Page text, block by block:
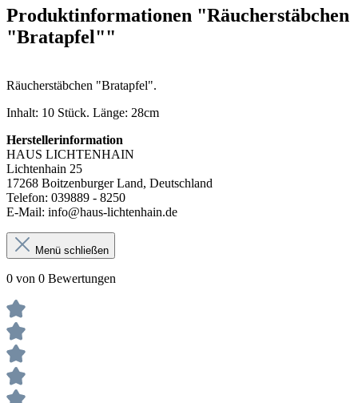
Produktinformationen "Räucherstäbchen
"Bratapfel""
Räucherstäbchen "Bratapfel".
Inhalt: 10 Stück. Länge: 28cm
Herstellerinformation
HAUS LICHTENHAIN
Lichtenhain 25
17268 Boitzenburger Land, Deutschland
Telefon: 039889 - 8250
E-Mail: info@haus-lichtenhain.de
Menü schließen
0 von 0 Bewertungen